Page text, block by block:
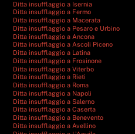
Ditta insufflaggio a Isernia
Ditta insufflaggio a Fermo
Ditta insufflaggio a Macerata
Ditta insufflaggio a Pesaro e Urbino
Ditta insufflaggio a Ancona
Ditta insufflaggio a Ascoli Piceno
Ditta insufflaggio a Latina
Ditta insufflaggio a Frosinone
Ditta insufflaggio a Viterbo
Ditta insufflaggio a Rieti
Ditta insufflaggio a Roma
Ditta insufflaggio a Napoli
Ditta insufflaggio a Salerno
Ditta insufflaggio a Caserta
Ditta insufflaggio a Benevento
Ditta insufflaggio a Avellino